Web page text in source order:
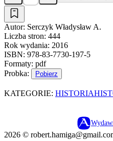
Autor: Serczyk Władysław A.
Liczba stron: 444
Rok wydania: 2016
ISBN: 978-83-7730-197-5
Formaty: pdf
Probka:
Pobierz
KATEGORIE: HISTORIA
2026 ©